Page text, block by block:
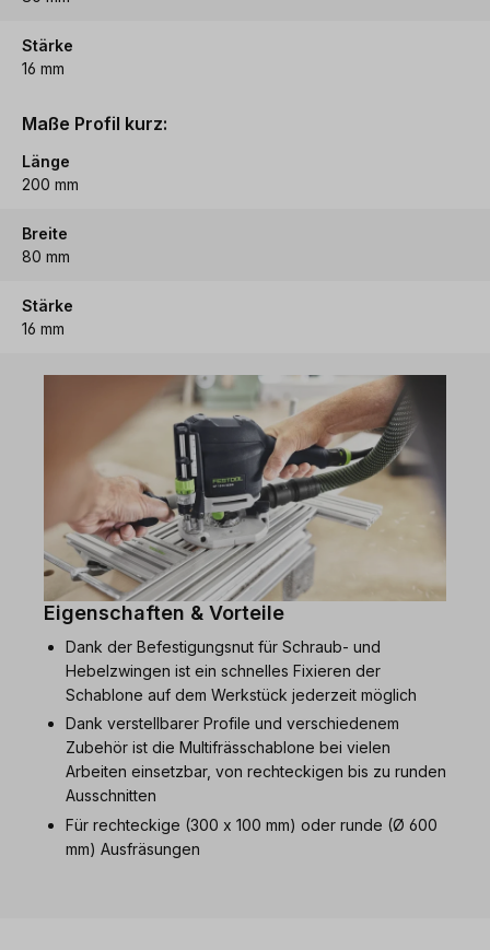
Stärke
16 mm
Maße Profil kurz:
Länge
200 mm
Breite
80 mm
Stärke
16 mm
Eigenschaften & Vorteile
Dank der Befestigungsnut für Schraub- und
Hebelzwingen ist ein schnelles Fixieren der
Schablone auf dem Werkstück jederzeit möglich
Dank verstellbarer Profile und verschiedenem
Zubehör ist die Multifrässchablone bei vielen
Arbeiten einsetzbar, von rechteckigen bis zu runden
Ausschnitten
Für rechteckige (300 x 100 mm) oder runde (Ø 600
mm) Ausfräsungen